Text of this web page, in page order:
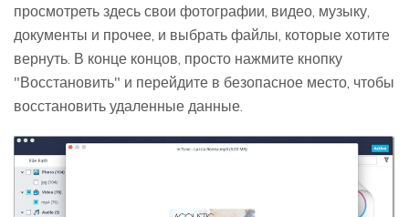
просмотреть здесь свои фотографии, видео, музыку,
документы и прочее, и выбрать файлы, которые хотите
вернуть. В конце концов, просто нажмите кнопку
"Восстановить" и перейдите в безопасное место, чтобы
восстановить удаленные данные.